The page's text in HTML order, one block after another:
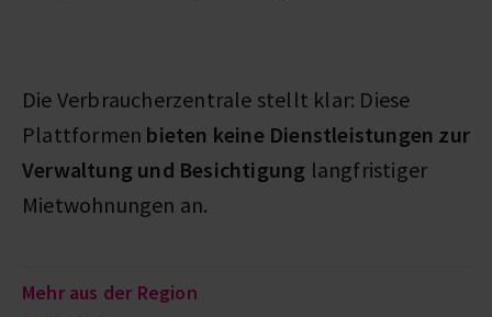
Die Verbraucherzentrale stellt klar: Diese
Plattformen bieten keine Dienstleistungen zur
Verwaltung und Besichtigung langfristiger
Mietwohnungen an.
Mehr aus der Region